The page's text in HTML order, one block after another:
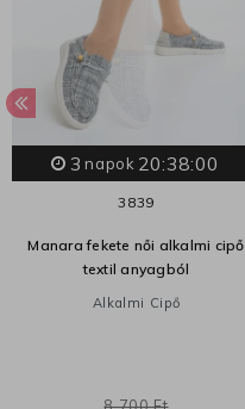
3 napok 20:38:00
3839
Manara fekete női alkalmi cipő
textil anyagból
Alkalmi Cipő